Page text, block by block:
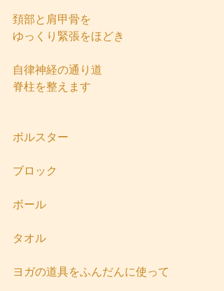
頚部と肩甲骨を
ゆっくり緊張をほどき
自律神経の通り道
脊柱を整えます
ボルスター
ブロック
ボール
タオル
ヨガの道具をふんだんに使って